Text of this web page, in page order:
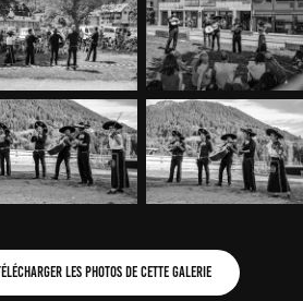
les photos de cette galerie